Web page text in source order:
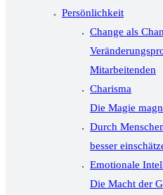
Persönlichkeit
Change als
Mitarbeitenden
Charisma
Die Magie
Durch
besser
Emotionale
Die Macht der